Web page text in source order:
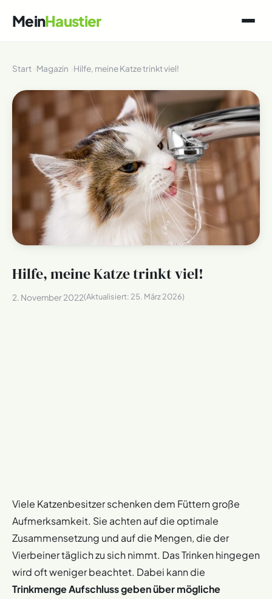
MeinHaustier
Start Magazin Hilfe, meine Katze trinkt viel!
Hilfe, meine Katze trinkt viel!
2. November 2022(Aktualisiert: 25. März 2026)
Viele Katzenbesitzer schenken dem Füttern große
Aufmerksamkeit. Sie achten auf die optimale
Zusammensetzung und auf die Mengen, die der
Vierbeiner täglich zu sich nimmt. Das Trinken hingegen
wird oft weniger beachtet. Dabei kann die
Trinkmenge Aufschluss geben über mögliche